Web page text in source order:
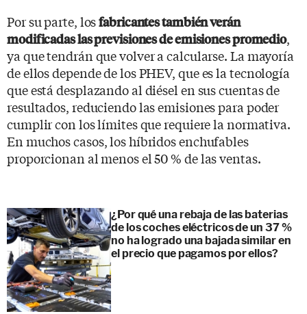
Por su parte, losfabricantes también verán
modificadas las previsiones de emisiones promedio,
ya que tendrán que volver a calcularse. La mayoría
de ellos depende de los PHEV, que es la tecnología
que está desplazando al diésel en sus cuentas de
resultados, reduciendo las emisiones para poder
cumplir con los límites que requiere la normativa.
En muchos casos, los híbridos enchufables
proporcionan al menos el 50 % de las ventas.
¿Por qué una rebaja de las baterias
de los coches eléctricos de un 37 %
no ha logrado una bajada similar en
el precio que pagamos por ellos?